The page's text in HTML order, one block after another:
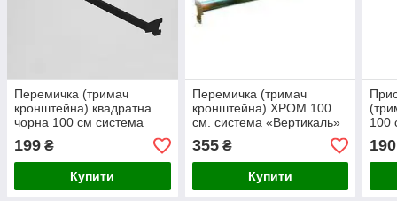
Перемичка (тримач
кронштейна) квадратна
чорна 100 см система
«Вертикаль» Торгове
обладнання
199 ₴
Купити
Перемичка (тримач
кронштейна) ХРОМ 100
см. система «Вертикаль»
Торгове обладнання
355₴
Купити
100
190